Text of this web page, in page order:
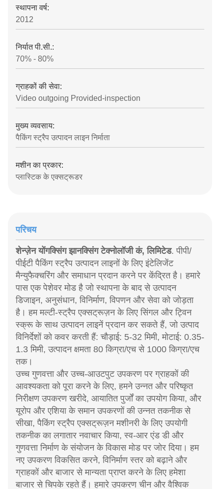
स्थापना वर्ष:
2012
निर्यात पी.सी.:
70% - 80%
ग्राहकों की सेवा:
Video outgoing Provided-inspection
मुख्य व्यवसाय:
पैकिंग स्ट्रैप उत्पादन लाइन निर्माता
मशीन का प्रकार:
प्लास्टिक के एक्सट्रूडर
परिचय
शेन्ज़ेन योंगक्सिंग झानक्सिंग टेक्नोलॉजी कं, लिमिटेड. पीपी/
पीईटी पैकिंग स्ट्रैप उत्पादन लाइनों के लिए इंटेलिजेंट
मैन्युफैक्चरिंग और समाधान प्रदान करने पर केंद्रित है। हमारे
पास एक पेशेवर मोड है जो स्थापना के बाद से उत्पादन
डिजाइन, अनुसंधान, विनिर्माण, विपणन और सेवा को जोड़ता
है। हम मल्टी-स्ट्रैप एक्सट्रूज़न के लिए सिंगल और ट्विन
स्क्रू के साथ उत्पादन लाइनें प्रदान कर सकते हैं, जो उत्पाद
विनिर्देशों को कवर करती हैं: चौड़ाई: 5-32 मिमी, मोटाई: 0.35-
1.3 मिमी, उत्पादन क्षमता 80 किग्रा/एच से 1000 किग्रा/एच
तक।
उच्च गुणवत्ता और उच्च-आउटपुट उपकरण पर ग्राहकों की
आवश्यकता को पूरा करने के लिए, हमने उन्नत और परिष्कृत
निरीक्षण उपकरण खरीदे, आयातित पुर्जों का उपयोग किया, और
यूरोप और एशिया के समान उपकरणों की उन्नत तकनीक से
सीखा, पैकिंग स्ट्रैप एक्सट्रूज़न मशीनरी के लिए उपयोगी
तकनीक का लगातार नवाचार किया, स्व-आर एंड डी और
गुणवत्ता निर्माण के संयोजन के विकास मोड पर जोर दिया। हम
नए उपकरण विकसित करने, विनिर्माण स्तर को बढ़ाने और
ग्राहकों और बाजार से मान्यता प्राप्त करने के लिए हमेशा
बाजार से चिपके रहते हैं। हमारे उपकरण चीन और वैश्विक